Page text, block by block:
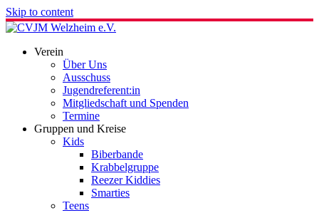
Skip to content
Verein
Über Uns
Ausschuss
Jugendreferent:in
Mitgliedschaft und Spenden
Termine
Gruppen und Kreise
Kids
Biberbande
Krabbelgruppe
Reezer Kiddies
Smarties
Teens